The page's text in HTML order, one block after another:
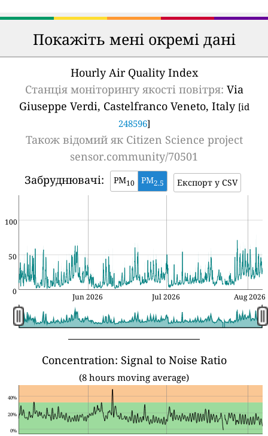
Покажіть мені окремі дані
Hourly Air Quality Index
Станція моніторингу якості повітря: Via
Giuseppe Verdi, Castelfranco Veneto, Italy [id
248596]
Також відомий як Citizen Science project
sensor.community/70501
Забруднювачі:
PM10 PM2.5 Експорт у CSV
0
50
100
Jun 2026 Jul 2026 Aug 2026
Concentration: Signal to Noise Ratio
(8 hours moving average)
0%
20%
40%